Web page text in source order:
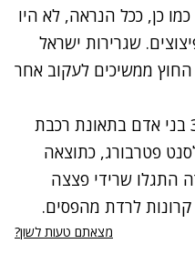
כן, ככל הנראה, לא היו
שגרירות ישראל
ממשיכים לעקוב אחר
לפני ארבעה חודשים נהרגו 39 בני אדם בתאונת רכבת
פטרבורג, כתוצאה
התגלו שרידי פצצה
מצאתם טעות לשון?